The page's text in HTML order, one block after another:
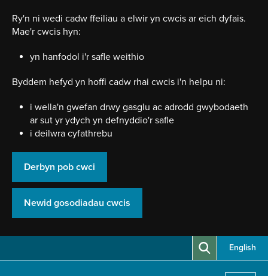
Ry'n ni wedi cadw ffeiliau a elwir yn cwcis ar eich dyfais.
Mae'r cwcis hyn:
yn hanfodol i'r safle weithio
Byddem hefyd yn hoffi cadw rhai cwcis i'n helpu ni:
i wella'n gwefan drwy gasglu ac adrodd gwybodaeth
ar sut yr ydych yn defnyddio'r safle
i deilwra cyfathrebu
Derbyn pob cwci
Newid gosodiadau cwcis
English